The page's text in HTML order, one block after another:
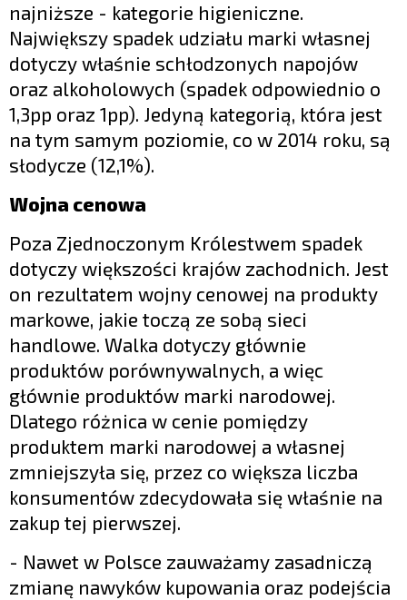
najniższe - kategorie higieniczne.
Największy spadek udziału marki własnej
dotyczy właśnie schłodzonych napojów
oraz alkoholowych (spadek odpowiednio o
1,3pp oraz 1pp). Jedyną kategorią, która jest
na tym samym poziomie, co w 2014 roku, są
słodycze (12,1%).
Wojna cenowa
Poza Zjednoczonym Królestwem spadek
dotyczy większości krajów zachodnich. Jest
on rezultatem wojny cenowej na produkty
markowe, jakie toczą ze sobą sieci
handlowe. Walka dotyczy głównie
produktów porównywalnych, a więc
głównie produktów marki narodowej.
Dlatego różnica w cenie pomiędzy
produktem marki narodowej a własnej
zmniejszyła się, przez co większa liczba
konsumentów zdecydowała się właśnie na
zakup tej pierwszej.
- Nawet w Polsce zauważamy zasadniczą
zmianę nawyków kupowania oraz podejścia